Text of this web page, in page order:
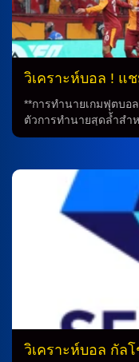
เช่น ฟอร์มของทีม สถา
สามารถของทั้งสองฝ่า
เต้นในการชมการแข่ง
เมื่อทีมที่คุณสนใจแสดง
สนาม เป็นโอกาสที่ดีที่
การแข่งขันฟุตบอลแชม
ฟุตบอลยุโรปที่มีความมั
แข่งขันระหว่างกาลาต
เพื่อไม่พลาดเรื่องราว
บอลทั้งของนักเซ็นส์จา
ดูบอลสดและวิเคราะ
แข่งขัน. การทำนายแล
การทำนายผลการแข่
สนุกกันอย่างมาก […]
วิเคราะห์บอล ! แ
ลิเวอร์พูล 30 ก.ย.68
**การทำนายเกมฟุตบอ
ตัวการทำนายสุดล้ำสำ
2025-2026** **ทำนา
2025-2026 ของศึกยูฟ่
ต้อนรับ “หงส์แดง” ลิเว
ตัวในรอบลีก เฟส นัดที่
เวลา 02.00 น. ตามเว
นำทีมลงสนาม** โอคา
สนามในเกมนี้ หลังจา
ยาสปอร์ ด้วยคะแนน
แชมเปี้ยนส์ลีก เมื่อทีม
วิเคราะห์บอล กัล